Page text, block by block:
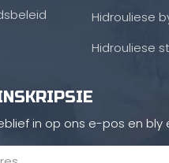
Hidrouliese
Hidrouliese
in op ons e-pos en